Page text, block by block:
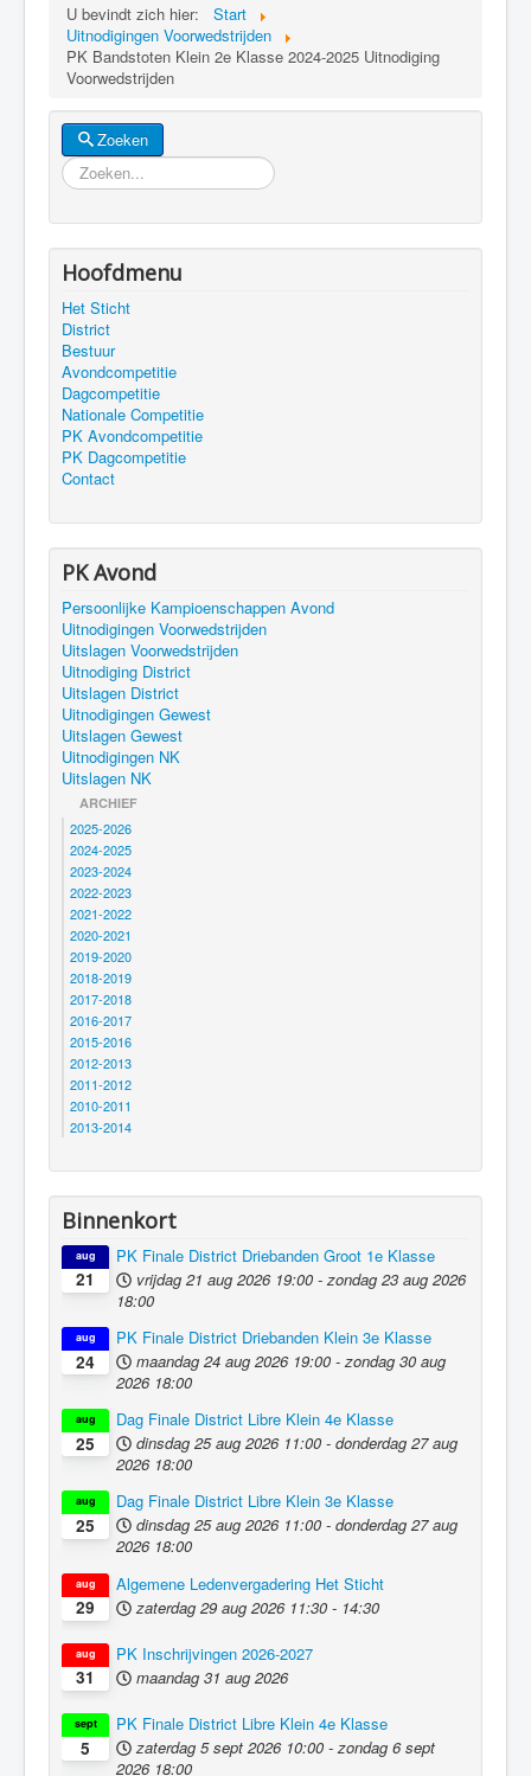
U bevindt zich hier:
Start
Uitnodigingen Voorwedstrijden
PK Bandstoten Klein 2e Klasse 2024-2025 Uitnodiging
Voorwedstrijden
Zoeken
Zoeken
Hoofdmenu
Het Sticht
District
Bestuur
Avondcompetitie
Dagcompetitie
Nationale Competitie
PK Avondcompetitie
PK Dagcompetitie
Contact
PK Avond
Persoonlijke Kampioenschappen Avond
Uitnodigingen Voorwedstrijden
Uitslagen Voorwedstrijden
Uitnodiging District
Uitslagen District
Uitnodigingen Gewest
Uitslagen Gewest
Uitnodigingen NK
Uitslagen NK
ARCHIEF
2025-2026
2024-2025
2023-2024
2022-2023
2021-2022
2020-2021
2019-2020
2018-2019
2017-2018
2016-2017
2015-2016
2012-2013
2011-2012
2010-2011
2013-2014
Binnenkort
21
aug
PK Finale District Driebanden Groot 1e Klasse
vrijdag 21 aug 2026 19:00 - zondag 23 aug 2026
18:00
24
aug
PK Finale District Driebanden Klein 3e Klasse
maandag 24 aug 2026 19:00 - zondag 30 aug
2026 18:00
25
aug
Dag Finale District Libre Klein 4e Klasse
dinsdag 25 aug 2026 11:00 - donderdag 27 aug
2026 18:00
25
aug
Dag Finale District Libre Klein 3e Klasse
dinsdag 25 aug 2026 11:00 - donderdag 27 aug
2026 18:00
29
aug
Algemene Ledenvergadering Het Sticht
zaterdag 29 aug 2026 11:30 - 14:30
31
aug
PK Inschrijvingen 2026-2027
maandag 31 aug 2026
5
sept
PK Finale District Libre Klein 4e Klasse
zaterdag 5 sept 2026 10:00 - zondag 6 sept
2026 18:00